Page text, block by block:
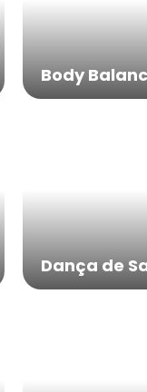
Body
Dança de